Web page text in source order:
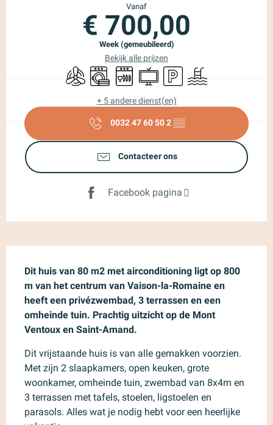
Vanaf
€ 700,00
Week (gemeubileerd)
Bekijk alle prijzen
Met aircoWasmachine
Vaatwassers
TelevisieParkeerplaats
Zwembad
+ 5 andere dienst(en)
0032 47 60 50 2▒▒
Contacteer ons
Facebook pagina
Dit huis van 80 m2 met airconditioning ligt op 800
m van het centrum van Vaison-la-Romaine en
heeft een privézwembad, 3 terrassen en een
omheinde tuin. Prachtig uitzicht op de Mont
Ventoux en Saint-Amand.
Dit vrijstaande huis is van alle gemakken voorzien.
Met zijn 2 slaapkamers, open keuken, grote
woonkamer, omheinde tuin, zwembad van 8x4m en
3 terrassen met tafels, stoelen, ligstoelen en
parasols. Alles wat je nodig hebt voor een heerlijke